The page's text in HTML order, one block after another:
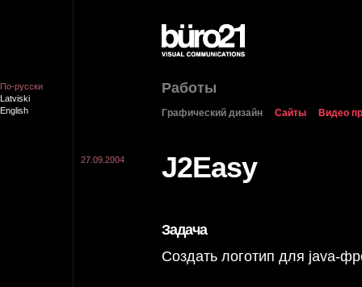
Работы
Графический дизайн Сайты Видео
По-русски
Latviski
English
J2Easy
27.09.2004
Задача
Создать логотип для java-